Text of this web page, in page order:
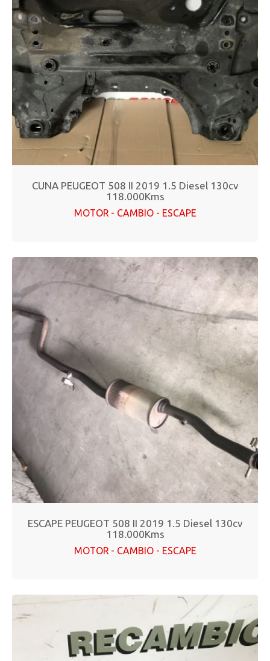
CUNA PEUGEOT 508 II 2019 1.5 Diesel 130cv
118.000Kms
MOTOR - CAMBIO - ESCAPE
ESCAPE PEUGEOT 508 II 2019 1.5 Diesel 130cv
118.000Kms
MOTOR - CAMBIO - ESCAPE